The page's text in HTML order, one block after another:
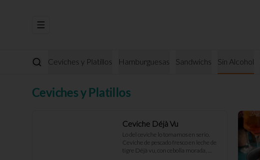
Abrir menu de navegación
Ceviches y Platillos Hamburguesas Sandwichs Sin Alcohol
Ceviches y Platillos
Ceviche Déjà Vu
Lo del ceviche lo tomamos en serio.
Ceviche de pescado fresco en leche de
tigre Déjà vu, con cebolla morada,